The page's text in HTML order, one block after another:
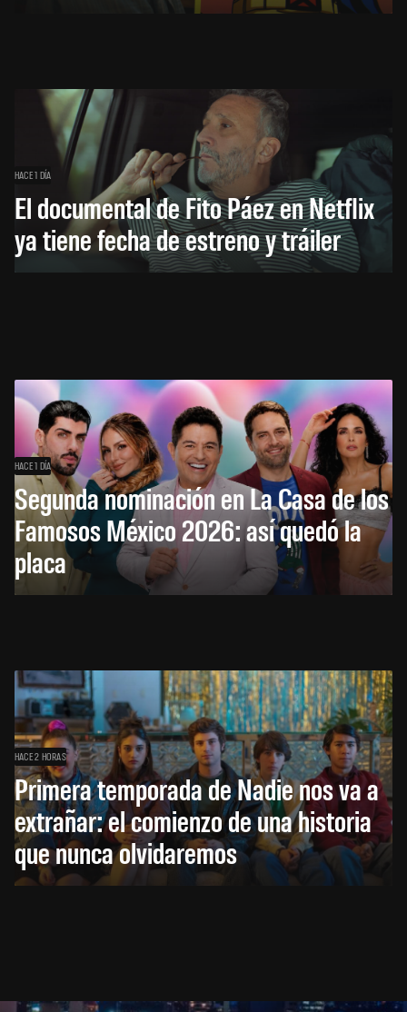
HACE 1 DÍA
El documental de Fito Páez en Netflix
ya tiene fecha de estreno y tráiler
HACE 1 DÍA
Segunda nominación en La Casa de los
Famosos México 2026: así quedó la
placa
HACE 2 HORAS
Primera temporada de Nadie nos va a
extrañar: el comienzo de una historia
que nunca olvidaremos